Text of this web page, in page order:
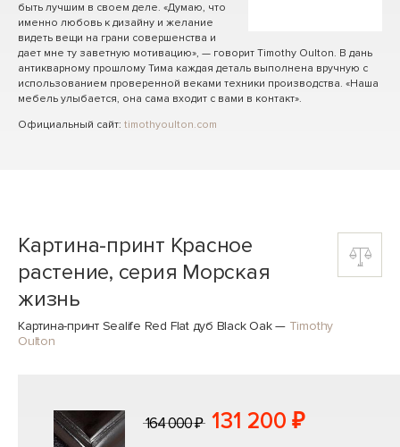
быть лучшим в своем деле. «Думаю, что
именно любовь к дизайну и желание
видеть вещи на грани совершенства и
дает мне ту заветную мотивацию», — говорит Timothy Oulton. В дань
антикварному прошлому Тима каждая деталь выполнена вручную с
использованием проверенной веками техники производства. «Наша
мебель улыбается, она сама входит с вами в контакт».
Официальный сайт: timothyoulton.com
Картина-принт Красное
растение, серия Морская
жизнь
Картина-принт Sealife Red Flat дуб Black Oak— Timothy
Oulton
164 000 ₽ 131 200 ₽